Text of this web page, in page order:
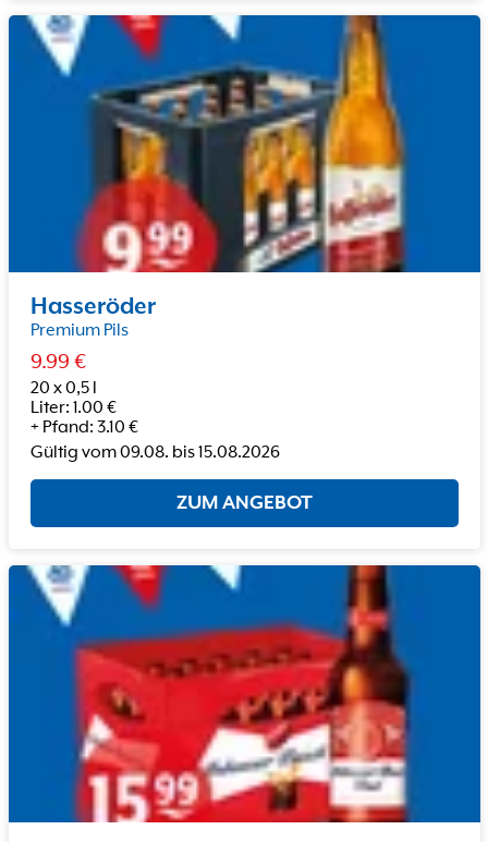
Hasseröder
Premium Pils
9.99 €
20 x 0,5 l
Liter: 1.00 €
+ Pfand: 3.10 €
Gültig vom09.08. bis15.08.2026
ZUM ANGEBOT